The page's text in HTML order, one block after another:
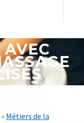
» Métiers de la